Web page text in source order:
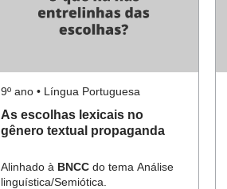
9º ano • Língua Portuguesa
As escolhas lexicais no
gênero textual propaganda
Alinhado à BNCC do tema Análise
linguística/Semiótica.